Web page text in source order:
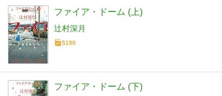
ファイア・ドーム (上)
辻村深月
5190
ファイア・ドーム (下)